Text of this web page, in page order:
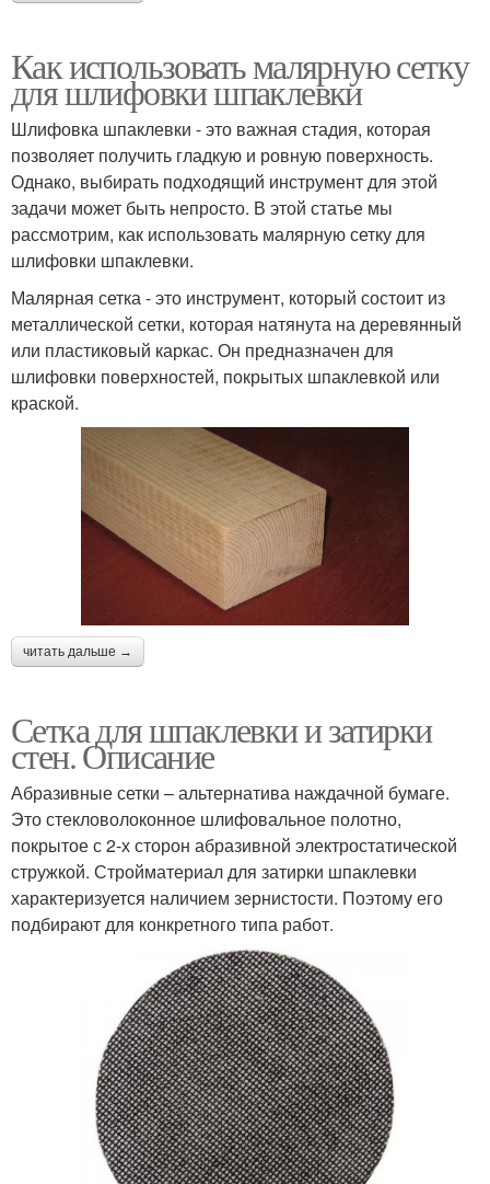
Как использовать малярную сетку
для шлифовки шпаклевки
Шлифовка шпаклевки - это важная стадия, которая
позволяет получить гладкую и ровную поверхность.
Однако, выбирать подходящий инструмент для этой
задачи может быть непросто. В этой статье мы
рассмотрим, как использовать малярную сетку для
шлифовки шпаклевки.
Малярная сетка - это инструмент, который состоит из
металлической сетки, которая натянута на деревянный
или пластиковый каркас. Он предназначен для
шлифовки поверхностей, покрытых шпаклевкой или
краской.
читать дальше →
Сетка для шпаклевки и затирки
стен. Описание
Абразивные сетки – альтернатива наждачной бумаге.
Это стекловолоконное шлифовальное полотно,
покрытое с 2-х сторон абразивной электростатической
стружкой. Стройматериал для затирки шпаклевки
характеризуется наличием зернистости. Поэтому его
подбирают для конкретного типа работ.